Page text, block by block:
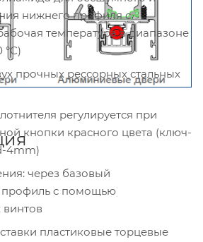
нижнего профиля с
температура в диапазоне
°С)
прочных рессорных стальных
регулируется при
кнопки красного цвета (ключ-
4mm)
через базовый
с помощью
пластиковые торцевые